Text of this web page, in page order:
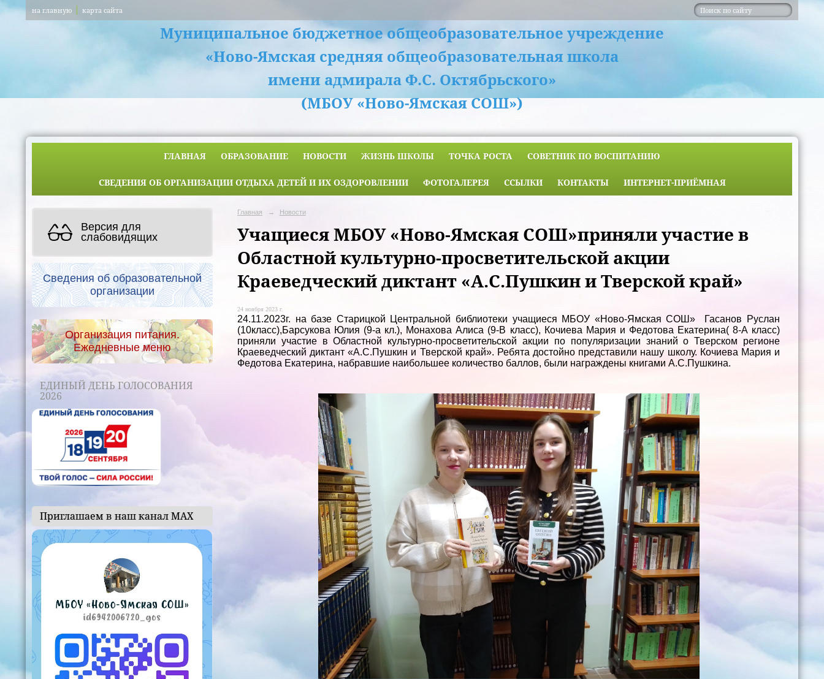
на главную карта сайта
Муниципальное бюджетное общеобразовательное учреждение
«Ново-Ямская средняя общеобразовательная школа
имени адмирала Ф.С. Октябрьского»
(МБОУ «Ново-Ямская СОШ»)
ГЛАВНАЯ ОБРАЗОВАНИЕ НОВОСТИ ЖИЗНЬ ШКОЛЫ ТОЧКА РОСТА СОВЕТНИК ПО ВОСПИТАНИЮ
СВЕДЕНИЯ ОБ ОРГАНИЗАЦИИ ОТДЫХА ДЕТЕЙ И ИХ ОЗДОРОВЛЕНИИ ФОТОГАЛЕРЕЯ ССЫЛКИ КОНТАКТЫ ИНТЕРНЕТ-ПРИЁМНАЯ
Версия для
слабовидящих
Сведения об образовательной
организации
Организация питания.
Ежедневные меню
ЕДИНЫЙ ДЕНЬ ГОЛОСОВАНИЯ
2026
Приглашаем в наш канал МАХ
Главная → Новости
Учащиеся МБОУ «Ново-Ямская СОШ»приняли участие в
Областной культурно-просветительской акции
Краеведческий диктант «А.С.Пушкин и Тверской край»
24 ноября 2023 г.
24.11.2023г. на базе Старицкой Центральной библиотеки учащиеся МБОУ «Ново-Ямская СОШ» Гасанов Руслан
(10класс),Барсукова Юлия (9-а кл.), Монахова Алиса (9-В класс), Кочиева Мария и Федотова Екатерина( 8-А класс)
приняли участие в Областной культурно-просветительской акции по популяризации знаний о Тверском регионе
Краеведческий диктант «А.С.Пушкин и Тверской край». Ребята достойно представили нашу школу. Кочиева Мария и
Федотова Екатерина, набравшие наибольшее количество баллов, были награждены книгами А.С.Пушкина.